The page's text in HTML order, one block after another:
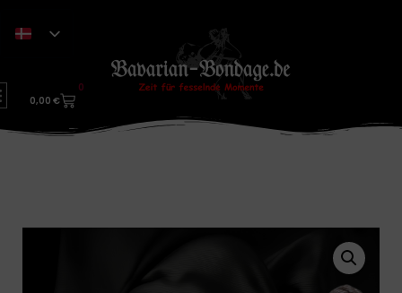
0,00 €
0